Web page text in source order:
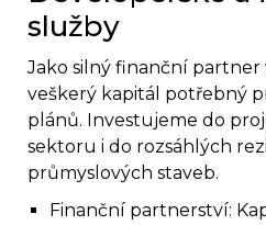
služby
Jako silný finanční partner
veškerý kapitál potřebný
plánů. Investujeme do
sektoru i do rozsáhlých
průmyslových staveb.
Finanční partnerství: